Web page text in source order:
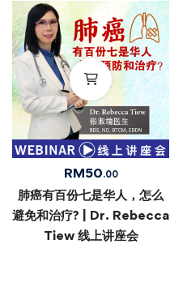
RM50.00
肺癌有百份七是华人，怎么
避免和治疗? | Dr. Rebecca
Tiew 线上讲座会